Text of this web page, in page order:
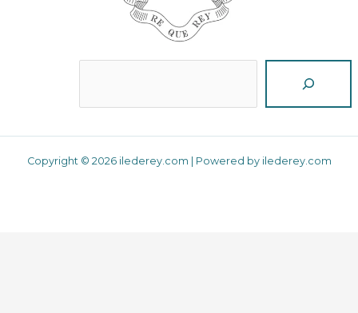
Copyright © 2026 ilederey.com | Powered by ilederey.com